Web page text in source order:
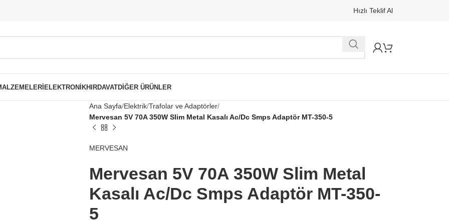
Hızlı Teklif Al
ELEKTRONIKHIRDAVATDIĞER ÜRÜNLER
Ana Sayfa Elektrik Trafolar ve Adaptörler
Mervesan 5V 70A 350W Slim Metal Kasalı Ac/Dc Smps Adaptör MT-350-5
MERVESAN
Mervesan 5V 70A 350W Slim Metal
Kasalı Ac/Dc Smps Adaptör MT-350-
5